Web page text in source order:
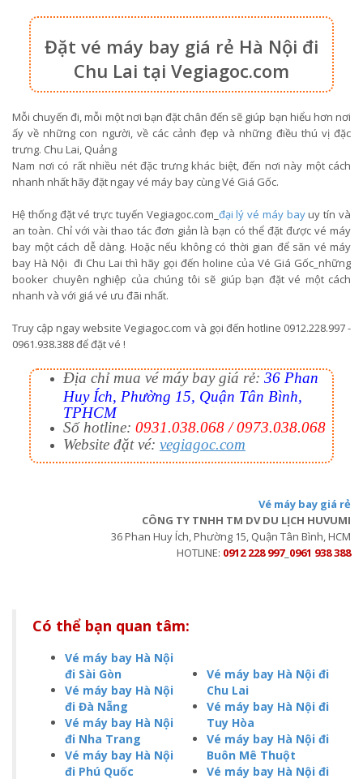
Đặt vé máy bay giá rẻ Hà Nội đi
Chu Lai tại Vegiagoc.com
Mỗi chuyến đi, mỗi một nơi bạn đặt chân đến sẽ giúp bạn hiểu hơn nơi
ấy về những con người, về các cảnh đẹp và những điều thú vị đặc
trưng. Chu Lai, Quảng
Nam nơi có rất nhiều nét đặc trưng khác biệt, đến nơi này một cách
nhanh nhất hãy đặt ngay vé máy bay cùng Vé Giá Gốc.
Hệ thống đặt vé trực tuyến Vegiagoc.com_ đại lý vé máy bayuy tín và
an toàn. Chỉ với vài thao tác đơn giản là bạn có thể đặt được vé máy
bay một cách dễ dàng. Hoặc nếu không có thời gian để săn vé máy
bay Hà Nội đi Chu Lai thì hãy gọi đến holine của Vé Giá Gốc_những
booker chuyên nghiệp của chúng tôi sẽ giúp bạn đặt vé một cách
nhanh và với giá vé ưu đãi nhất.
Truy cập ngay website Vegiagoc.com và gọi đến hotline 0912.228.997 -
0961.938.388 để đặt vé !
Địa chỉ mua vé máy bay giá rẻ: 36 Phan
Huy Ích, Phường 15, Quận Tân Bình,
TPHCM
Số hotline: 0931.038.068 / 0973.038.068
Website đặt vé: vegiagoc.com
Vé máy bay giá rẻ
CÔNG TY TNHH TM DV DU LỊCH HUVUMI
36 Phan Huy Ích, Phường 15, Quận Tân Bình, HCM
HOTLINE: 0912 228 997_ 0961 938 388
Có thể bạn quan tâm:
Vé máy bay Hà Nội
đi Sài Gòn
Vé máy bay Hà Nội
đi Đà Nẵng
Vé máy bay Hà Nội
đi Nha Trang
Vé máy bay Hà Nội
đi Phú Quốc
Vé máy bay Hà Nội đi
Chu Lai
Vé máy bay Hà Nội đi
Tuy Hòa
Vé máy bay Hà Nội đi
Buôn Mê Thuột
Vé máy bay Hà Nội đi